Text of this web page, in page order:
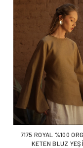
7175 ROYAL %100
KETEN BLUZ